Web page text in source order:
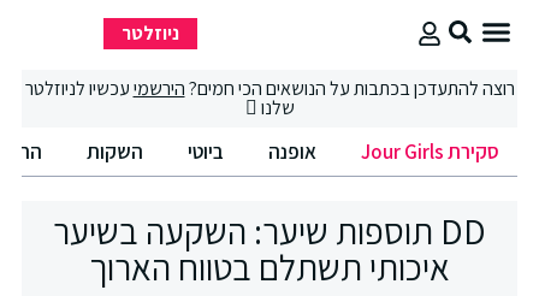
ניוזלטר
להתעדכן בכתבות על הנושאים הכי חמים?הירשמיעכשיו לניוזלטר
שלנו
סקירת Jour Girls אופנה ביוטי השקות החיים
DD תוספות שיער: השקעה בשיער
איכותי תשתלם בטווח הארוך